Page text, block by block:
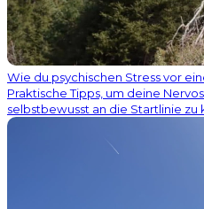
Wie du psychischen Stress vor
Praktische Tipps, um deine
selbstbewusst an die Startlinie zu